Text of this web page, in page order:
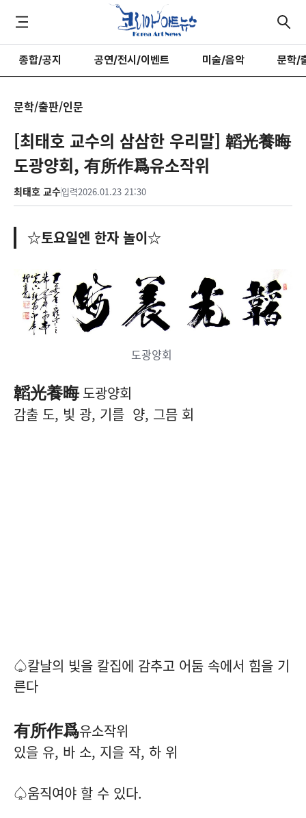
종합/공지 공연/전시/이벤트 미술/음악 문학/
문학/출판/인문
[최태호 교수의 삼삼한 우리말] 韜光養晦
도광양회, 有所作爲유소작위
최태호 교수입력2026.01.23 21:30
☆토요일엔 한자 놀이☆
도광양회
韜光養晦도광양회
감출 도, 빛 광, 기를 양, 그믐 회
♤칼날의 빛을 칼집에 감추고 어둠 속에서 힘을 기
른다
有所作爲유소작위
있을 유, 바 소, 지을 작, 하 위
♤움직여야 할 수 있다.